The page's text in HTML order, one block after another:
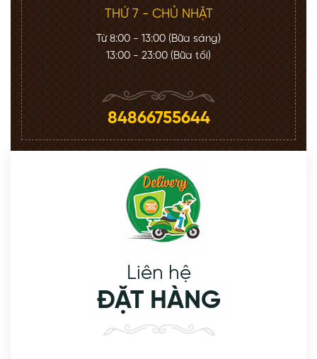
THỨ 7 - CHỦ NHẬT
Từ 8:00 - 13:00 (Bữa sáng)
13:00 - 23:00 (Bữa tối)
84866755644
Liên hệ
ĐẶT HÀNG